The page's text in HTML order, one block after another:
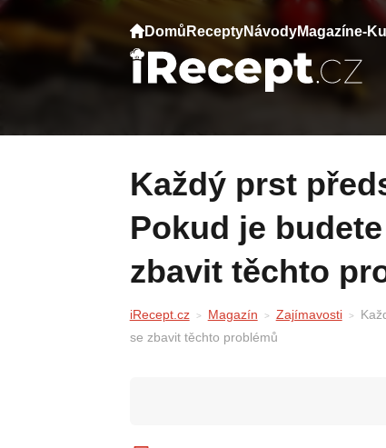
Domů ReceptyNávodyMagazíne-
Každý prst představuje nějaký orgán!
Pokud je
zbavit těchto
iRecept.cz Magazín Zajímavosti
se zbavit těchto problémů